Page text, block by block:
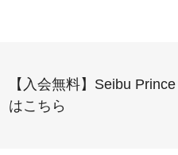
【入会無料】Seibu
はこちら